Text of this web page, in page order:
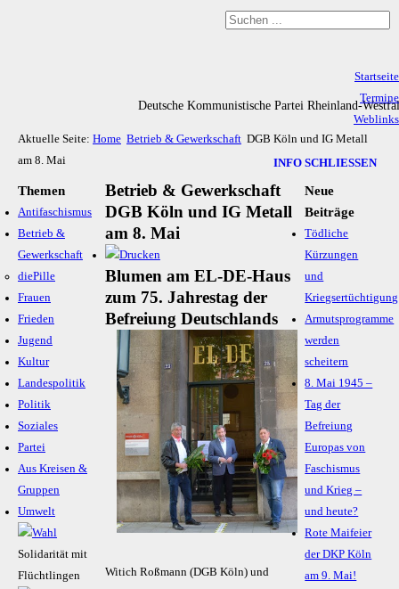
Deutsche Kommunistische Partei Rheinland-
Startseite
Termine
Weblinks
Archiv
Impressum & Datenschutz
Aktuelle Seite: Home Betrieb & Gewerkschaft DGB Köln und IG Metall
am 8. Mai
Themen
Antifaschismus
Betrieb &
Gewerkschaft
diePille
Frauen
Frieden
Jugend
Kultur
Landespolitik
Politik
Soziales
Partei
Aus Kreisen &
Gruppen
Umwelt
Solidarität mit
Flüchtlingen
Betrieb & Gewerkschaft
DGB Köln und IG Metall
am 8. Mai
Blumen am EL-DE-Haus
zum 75. Jahrestag der
Befreiung Deutschlands
Witich Roßmann (DGB Köln) und
INFO SCHLIESSEN
Neue
Beiträge
Tödliche
Kürzungen
und
Kriegsertüchtigung
Armutsprogramme
werden
scheitern
8. Mai 1945 –
Tag der
Befreiung
Europas von
Faschismus
und Krieg –
und heute?
Rote Maifeier
der DKP Köln
am 9. Mai!